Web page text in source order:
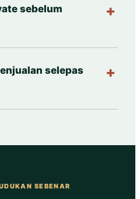
sebelum
selepas
SEBENAR